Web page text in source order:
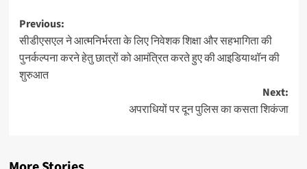
Post
navigation
Previous:
सीडीएसएल ने आत्मनिर्भरता के लिए निवेशक शिक्षा और सहभागिता की
पुनर्कल्पना करने हेतु छात्रों को आमंत्रित करते हुए की आइडियाथॉन की
शुरुआत
Next:
अपराधियों पर दून पुलिस का कसता शिकंजा